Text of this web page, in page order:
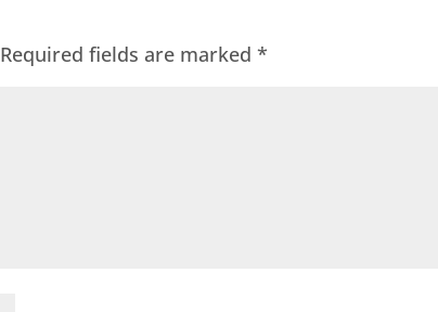
Required fields are marked*